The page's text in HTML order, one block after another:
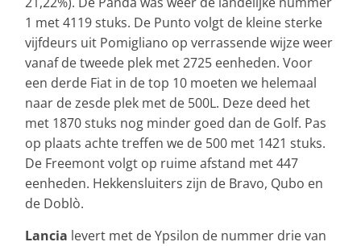
1 met 4119 stuks. De Punto volgt de kleine sterke
vijfdeurs uit Pomigliano op verrassende wijze weer
vanaf de tweede plek met 2725 eenheden. Voor
een derde Fiat in de top 10 moeten we helemaal
naar de zesde plek met de 500L. Deze deed het
met 1870 stuks nog minder goed dan de Golf. Pas
op plaats achte treffen we de 500 met 1421 stuks.
De Freemont volgt op ruime afstand met 447
eenheden. Hekkensluiters zijn de Bravo, Qubo en
de Doblò.
Lancia levert met de Ypsilon de nummer drie van